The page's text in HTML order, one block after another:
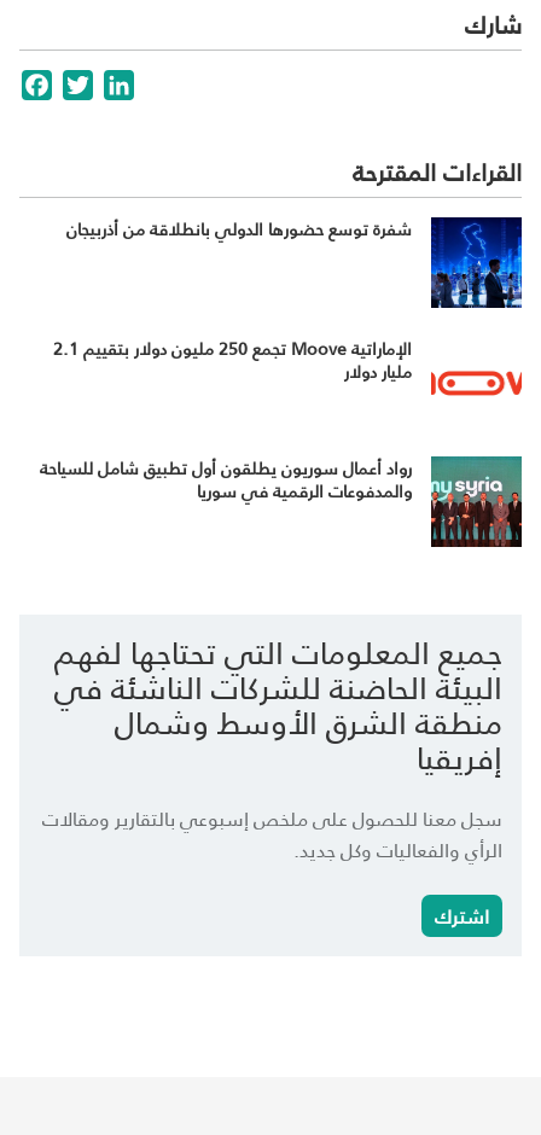
شارك
TwitterLinkedIn
القراءات المقترحة
شفرة توسع حضورها الدولي بانطلاقة من أذربيجان
الإماراتية Moove تجمع 250 مليون دولار بتقييم 2.1
مليار دولار
رواد أعمال سوريون يطلقون أول تطبيق شامل للسياحة
والمدفوعات الرقمية في سوريا
جميع المعلومات التي تحتاجها لفهم
البيئة الحاضنة للشركات الناشئة في
منطقة الشرق الأوسط وشمال
إفريقيا
سجل معنا للحصول على ملخص إسبوعي بالتقارير ومقالات
الرأي والفعاليات وكل جديد.
اشترك